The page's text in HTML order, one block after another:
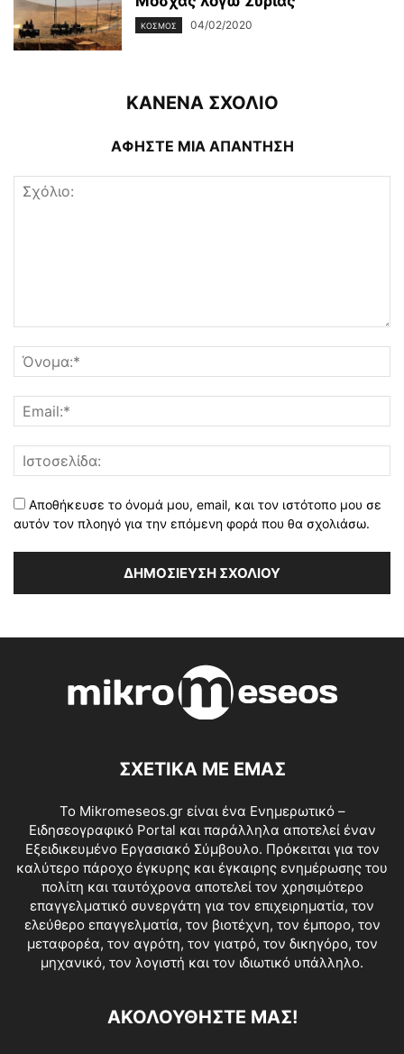
ΚΌΣΜΟΣ 04/02/2020
ΚΑΝΕΝΑ ΣΧΟΛΙΟ
ΑΦΗΣΤΕ ΜΙΑ ΑΠΑΝΤΗΣΗ
Αποθήκευσε το όνομά μου, email, και τον ιστότοπο μου σε
αυτόν τον πλοηγό για την επόμενη φορά που θα σχολιάσω.
ΣΧΕΤΙΚΑ ΜΕ ΕΜΑΣ
Το Mikromeseos.gr είναι ένα Ενημερωτικό –
Ειδησεογραφικό Portal και παράλληλα αποτελεί έναν
Εξειδικευμένο Εργασιακό Σύμβουλο. Πρόκειται για τον
καλύτερο πάροχο έγκυρης και έγκαιρης ενημέρωσης του
πολίτη και ταυτόχρονα αποτελεί τον χρησιμότερο
επαγγελματικό συνεργάτη για τον επιχειρηματία, τον
ελεύθερο επαγγελματία, τον βιοτέχνη, τον έμπορο, τον
μεταφορέα, τον αγρότη, τον γιατρό, τον δικηγόρο, τον
μηχανικό, τον λογιστή και τον ιδιωτικό υπάλληλο.
ΑΚΟΛΟΥΘΗΣΤΕ ΜΑΣ!